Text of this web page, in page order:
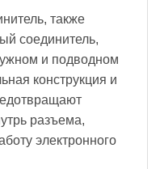
также
соединитель,
и подводном
конструкция и
разъема,
электронного